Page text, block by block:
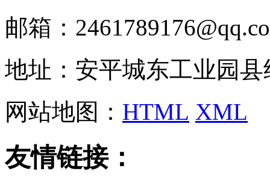
邮箱：
地址：安平城东工业园县
网站地图： HTML XML
友情链接：